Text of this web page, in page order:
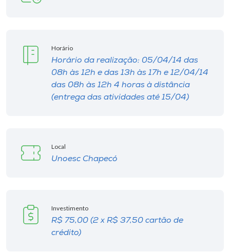
Horário
Horário da realização: 05/04/14 das
08h às 12h e das 13h às 17h e 12/04/14
das 08h às 12h 4 horas à distância
(entrega das atividades até 15/04)
Local
Unoesc Chapecó
Investimento
R$ 75,00 (2 x R$ 37,50 cartão de
crédito)